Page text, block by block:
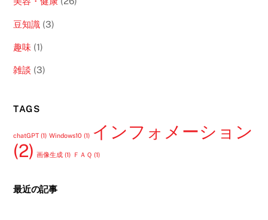
豆知識 (3)
趣味 (1)
雑談 (3)
TAGS
chatGPT (1) Windows10 (1) インフォメーション
(2) 画像生成 (1) ＦＡＱ (1)
最近の記事